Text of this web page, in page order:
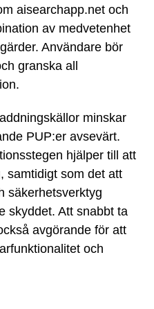
aisearchapp.net och
av medvetenhet
Användare bör
granska all
minskar
PUP:er avsevärt.
hjälper till att
samtidigt som det att
säkerhetsverktyg
skyddet. Att snabbt ta
avgörande för att
och